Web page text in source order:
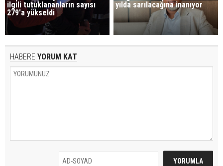
ilgili tutuklananların sayısı
279'a yükseldi
yılda sarılacağına inanıyor
HABERE YORUM KAT